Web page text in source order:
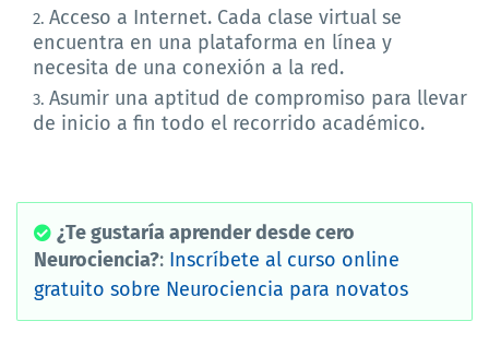
Acceso a Internet. Cada clase virtual se
encuentra en una plataforma en línea y
necesita de una conexión a la red.
Asumir una aptitud de compromiso para llevar
de inicio a fin todo el recorrido académico.
¿Te gustaría aprender desde cero
Neurociencia?: Inscríbete al curso online
gratuito sobre Neurociencia para novatos